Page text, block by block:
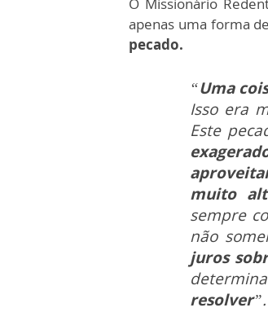
O Missionário
apenas uma forma de
pecado.
“Uma
Isso era
Este
muito
sempre
não
juros
resolver”.